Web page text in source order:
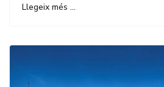
Llegeix més …